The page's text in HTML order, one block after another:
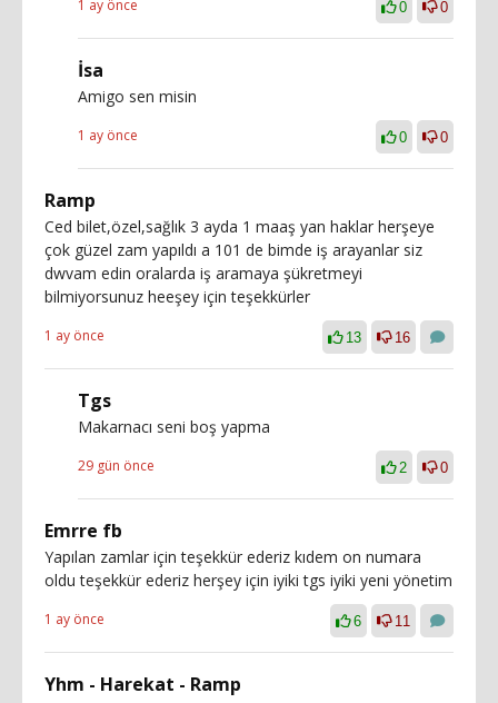
1 ay önce 0 0
İsa
Amigo sen misin
1 ay önce 0 0
Ramp
Ced bilet,özel,sağlık 3 ayda 1 maaş yan haklar herşeye
çok güzel zam yapıldı a 101 de bimde iş arayanlar siz
dwvam edin oralarda iş aramaya şükretmeyi
bilmiyorsunuz heeşey için teşekkürler
1 ay önce 13 16
Tgs
Makarnacı seni boş yapma
29 gün önce 2 0
Emrre fb
Yapılan zamlar için teşekkür ederiz kıdem on numara
oldu teşekkür ederiz herşey için iyiki tgs iyiki yeni yönetim
1 ay önce 6 11
Yhm - Harekat - Ramp